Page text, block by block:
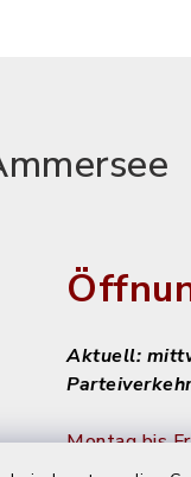
Aktuell:
Montag bis